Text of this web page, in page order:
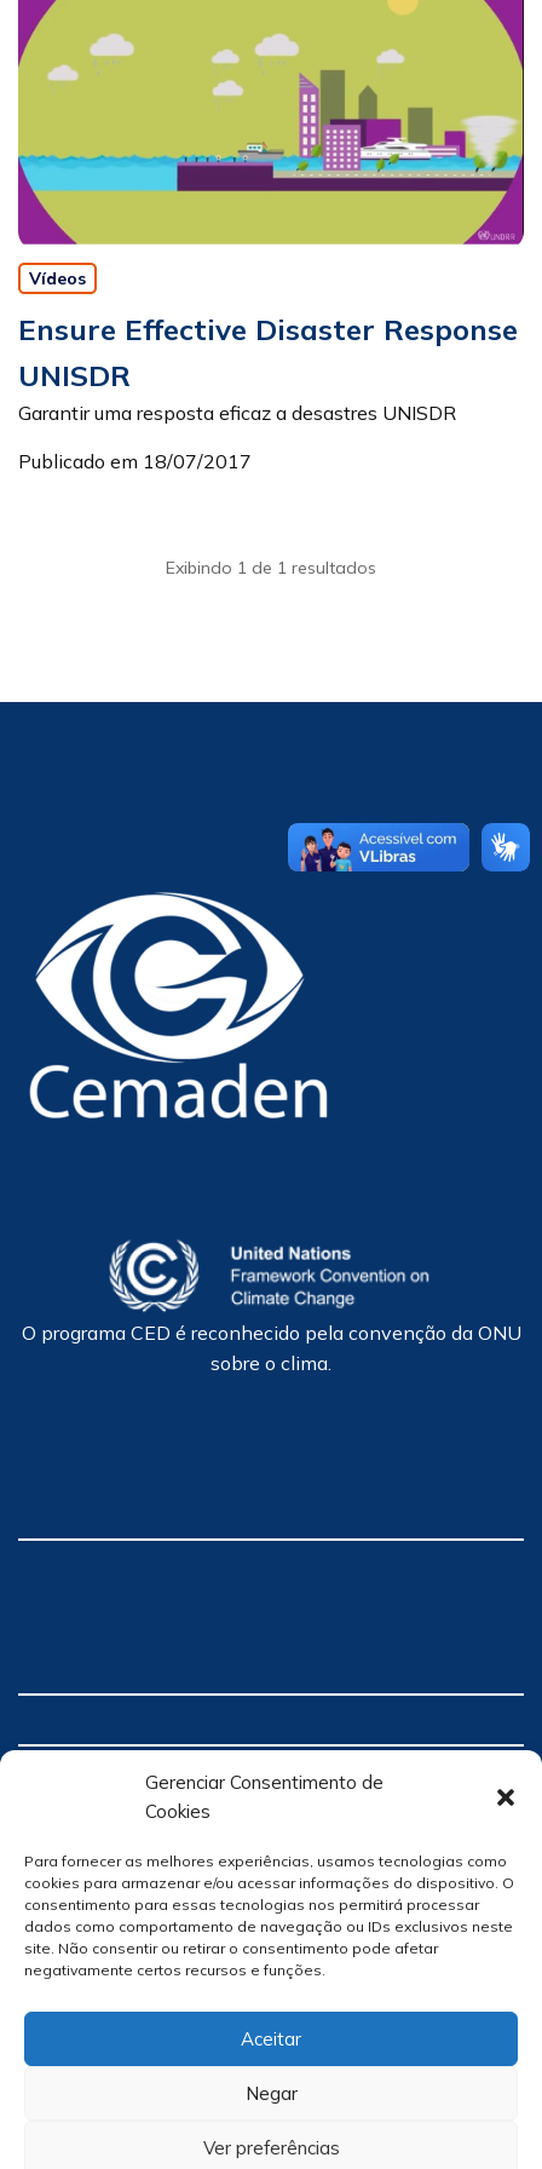
Gerenciar Consentimento de
Cookies
Para fornecer as melhores experiências, usamos tecnologias como
cookies para armazenar e/ou acessar informações do dispositivo. O
consentimento para essas tecnologias nos permitirá processar
dados como comportamento de navegação ou IDs exclusivos neste
site. Não consentir ou retirar o consentimento pode afetar
negativamente certos recursos e funções.
Aceitar
Negar
Ver preferências
Vídeos
Ensure Effective Disaster Response
UNISDR
Garantir uma resposta eficaz a desastres UNISDR
Publicado em 18/07/2017
Exibindo 1 de 1 resultados
O programa CED é reconhecido pela convenção da ONU
sobre o clima.